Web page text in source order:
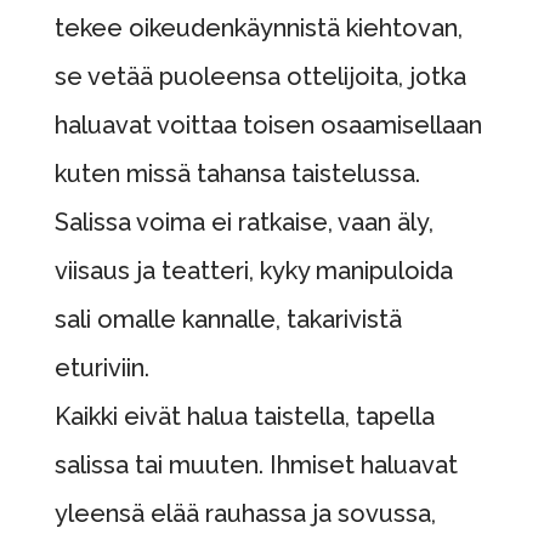
tekee oikeudenkäynnistä kiehtovan,
se vetää puoleensa ottelijoita, jotka
haluavat voittaa toisen osaamisellaan
kuten missä tahansa taistelussa.
Salissa voima ei ratkaise, vaan äly,
viisaus ja teatteri, kyky manipuloida
sali omalle kannalle, takarivistä
eturiviin.
Kaikki eivät halua taistella, tapella
salissa tai muuten. Ihmiset haluavat
yleensä elää rauhassa ja sovussa,